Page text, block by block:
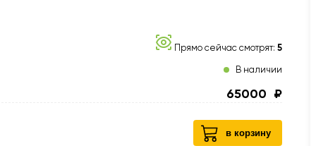
Прямо сейчас смотрят:5
В наличии
65000 ₽
в корзину